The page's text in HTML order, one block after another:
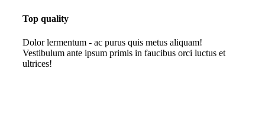
Top quality
Dolor lermentum - ac purus quis metus aliquam!
Vestibulum ante ipsum primis in faucibus orci luctus et
ultrices!